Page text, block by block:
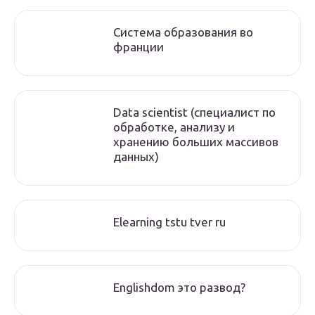
Cистема образования во
франции
Data scientist (специалист по
обработке, анализу и
хранению больших массивов
данных)
Elearning tstu tver ru
Englishdom это развод?